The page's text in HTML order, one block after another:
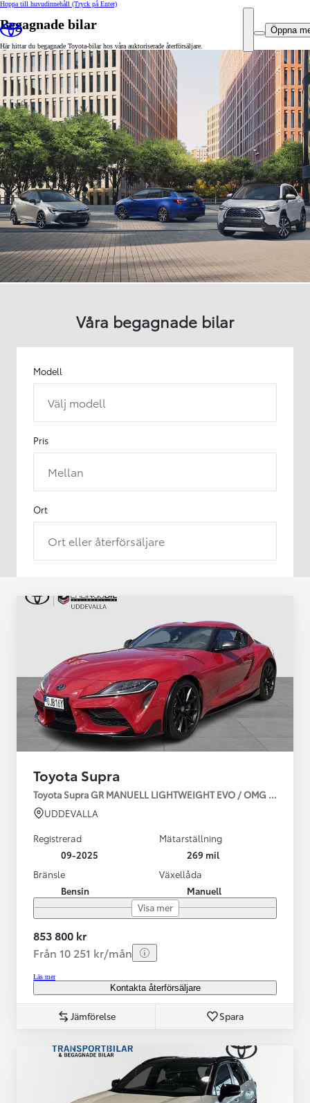
Hoppa till huvudinnehåll (Tryck på Enter)
Öppna
Begagnade bilar
Här hittar du begagnade Toyota-bilar hos våra auktoriserade återförsäljare.
Våra begagnade bilar
Modell
Välj modell
Pris
Mellan
Ort
Ort eller återförsäljare
Toyota Supra
Toyota Supra GR MANUELL LIGHTWEIGHT EVO / OMG LEV!
UDDEVALLA
Registrerad
09-2025
Mätarställning
269 mil
Bränsle
Bensin
Växellåda
Manuell
Visa mer
853 800 kr
Från 10 251 kr/mån
Läs mer
Kontakta återförsäljare
Jämförelse Spara